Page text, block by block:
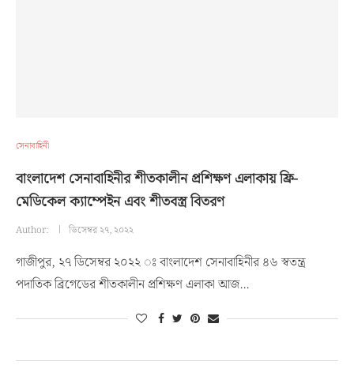
সেনাবাহিনী
বাংলাদেশ সেনাবাহিনীর শীতকালীন প্রশিক্ষণ এলাকায় ফ্রি-
মেডিকেল ক্যাম্পেইন এবং শীতবস্ত্র বিতরণ
Author: ডিসেম্বর ২৭, ২০২২
গাজীপুর, ২৭ ডিসেম্বর ২০২২ ঃ বাংলাদেশ সেনাবাহিনীর ৪৬ স্বতন্ত্র
পদাতিক ব্রিগেডের শীতকালীন প্রশিক্ষণ এলাকা আজ…